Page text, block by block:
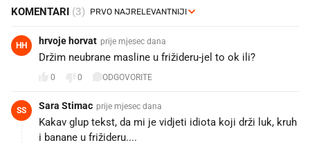
KOMENTARI (3)
HH hrvoje horvat prije mjesec dana
Držim neubrane masline u frižideru-jel to ok ili?
0 0 ODGOVORITE
SS Sara Stimac prije mjesec dana
Kakav glup tekst, da mi je vidjeti idiota koji drži luk, kruh
i banane u frižideru....